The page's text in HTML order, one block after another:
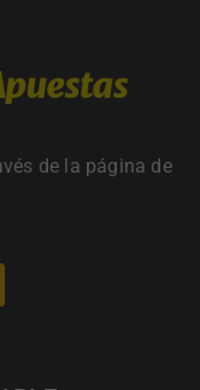
de la página de